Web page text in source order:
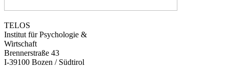
TELOS
Institut für Psychologie &
Wirtschaft
Brennerstraße 43
I-39100 Bozen / Südtirol